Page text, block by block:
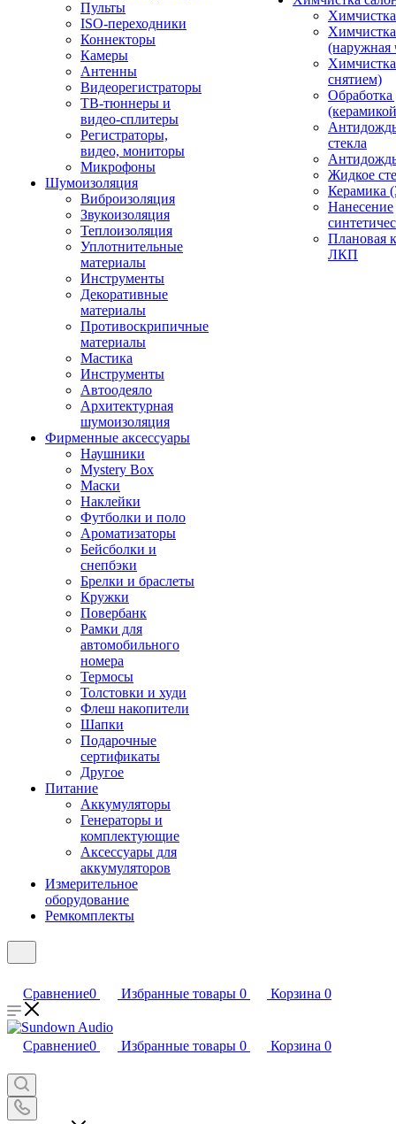
Пульты
ISO-переходники
Коннекторы
Камеры
Антенны
Видеорегистраторы
ТВ-тюннеры и
видео-сплитеры
Регистраторы,
видео, мониторы
Микрофоны
Шумоизоляция
Виброизоляция
Звукоизоляция
Теплоизоляция
Уплотнительные
материалы
Инструменты
Декоративные
материалы
Противоскрипичные
материалы
Мастика
Инструменты
Автоодеяло
Архитектурная
шумоизоляция
Фирменные аксессуары
Наушники
Mystery Box
Маски
Наклейки
Футболки и поло
Ароматизаторы
Бейсболки и
снепбэки
Брелки и браслеты
Кружки
Повербанк
Рамки для
автомобильного
номера
Термосы
Толстовки и худи
Флеш накопители
Шапки
Подарочные
сертификаты
Другое
Питание
Аккумуляторы
Генераторы и
комплектующие
Аксессуары для
аккумуляторов
Измерительное
оборудование
Ремкомплекты
(наружная
снятием)
Обработка
стекла
Жидкое
Керамика
Нанесение
Плановая
ЛКП
Сравнение0 Избранные товары 0 Корзина 0
Сравнение0 Избранные товары 0 Корзина 0